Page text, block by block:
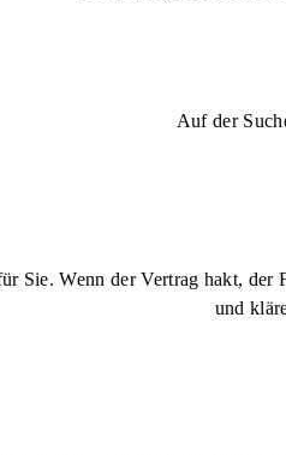
Auf der
Sie. Wenn der Vertrag hakt,
und